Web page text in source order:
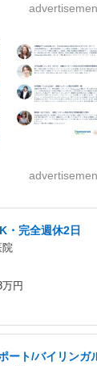
・完全週休2日
万円
ート/バイリンガ